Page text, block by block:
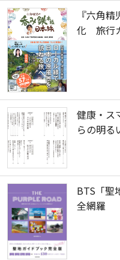
『六角
化 旅行
健康・
らの明る
BTS「聖
全網羅